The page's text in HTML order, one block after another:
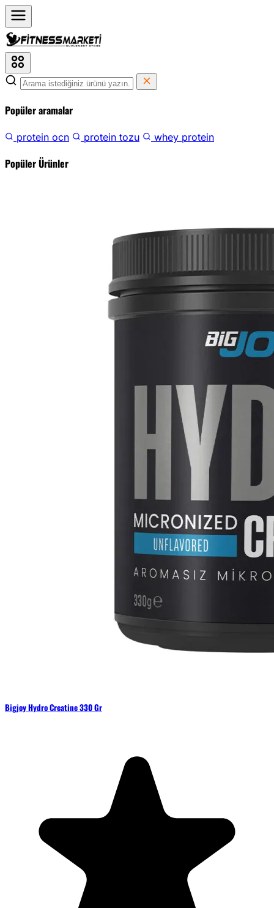
Popüler aramalar
protein ocn protein tozu whey protein
Popüler Ürünler
Bigjoy Hydro Creatine 330 Gr